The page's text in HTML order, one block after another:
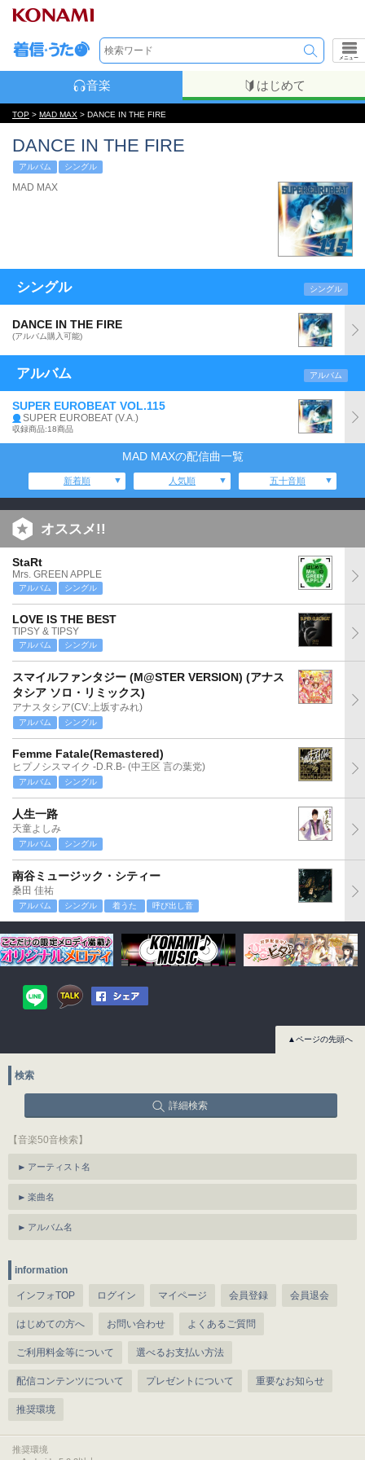
メニュー
音楽 はじめて
TOP > MAD MAX > DANCE IN THE FIRE
DANCE IN THE FIRE
アルバム シングル
MAD MAX
シングル シングル
DANCE IN THE FIRE
(アルバム購入可能)
アルバム アルバム
SUPER EUROBEAT VOL.115
SUPER EUROBEAT (V.A.)
収録商品:18商品
MAD MAXの配信曲一覧
新着順 人気順 五十音順
オススメ!!
StaRt
Mrs. GREEN APPLE
アルバム シングル
LOVE IS THE BEST
TIPSY & TIPSY
アルバム シングル
スマイルファンタジー (M@STER VERSION) (アナス
タシア ソロ・リミックス)
アナスタシア(CV:上坂すみれ)
アルバム シングル
Femme Fatale(Remastered)
ヒプノシスマイク -D.R.B- (中王区 言の葉党)
アルバム シングル
人生一路
天童よしみ
アルバム シングル
南谷ミュージック・シティー
桑田 佳祐
アルバム シングル 着うた 呼び出し音
▲ページの先頭へ
検索
詳細検索
【音楽50音検索】
アーティスト名
楽曲名
アルバム名
information
インフォTOP ログイン マイページ 会員登録 会員退会
はじめての方へ お問い合わせ よくあるご質問
ご利用料金等について 選べるお支払い方法
配信コンテンツについて プレゼントについて 重要なお知らせ
推奨環境
推奨環境